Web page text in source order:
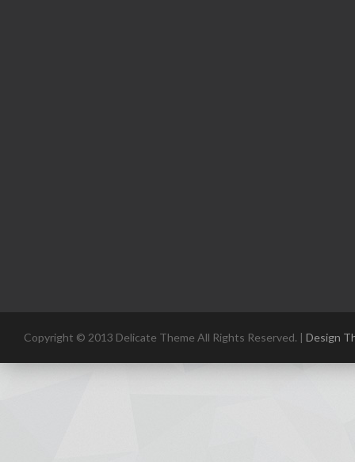
Copyright © 2013 Delicate Theme All Rights Reserved. | Design